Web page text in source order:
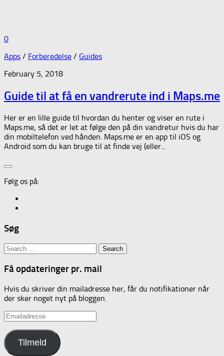
0
Apps / Forberedelse / Guides
February 5, 2018
Guide til at få en vandrerute ind i Maps.me
Her er en lille guide til hvordan du henter og viser en rute i
Maps.me, så det er let at følge den på din vandretur hvis du har
din mobiltelefon ved hånden. Maps.me er en app til iOS og
Android som du kan bruge til at finde vej (eller...
Følg os på:
Søg
Search
for:
Få opdateringer pr. mail
Hvis du skriver din mailadresse her, får du notifikationer når
der sker noget nyt på bloggen.
Emailadresse
Tilmeld